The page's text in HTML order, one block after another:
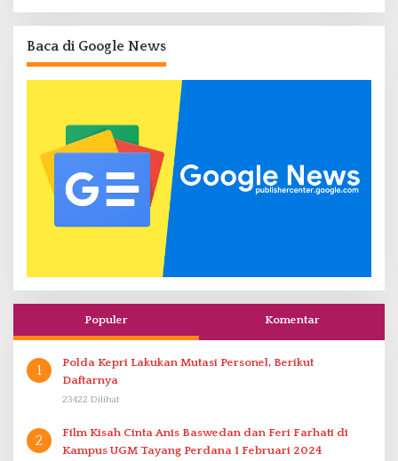
Baca di Google News
Populer Komentar
1
Polda Kepri Lakukan Mutasi Personel, Berikut
Daftarnya
23422 Dilihat
2
Film Kisah Cinta Anis Baswedan dan Feri Farhati di
Kampus UGM Tayang Perdana 1 Februari 2024